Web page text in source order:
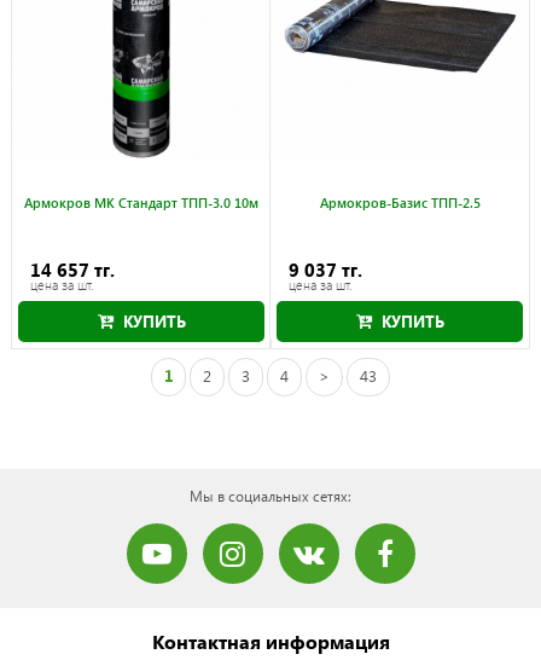
Армокров МК Стандарт ТПП-3.0 10м
14 657 тг.
цена за шт.
КУПИТЬ
Армокров-Базис ТПП-2.5
9 037 тг.
цена за шт.
КУПИТЬ
1 2 3 4 > 43
Мы в социальных сетях:
Контактная информация